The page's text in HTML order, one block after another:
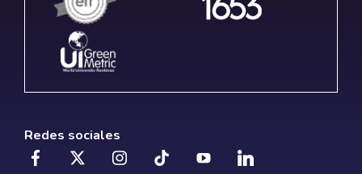
Redes sociales